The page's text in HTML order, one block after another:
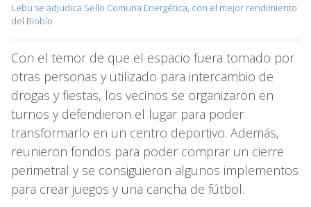
Lebu se adjudica Sello Comuna Energética, con el mejor rendimiento
del Biobío
Con el temor de que el espacio fuera tomado por
otras personas y utilizado para intercambio de
drogas y fiestas, los vecinos se organizaron en
turnos y defendieron el lugar para poder
transformarlo en un centro deportivo. Además,
reunieron fondos para poder comprar un cierre
perimetral y se consiguieron algunos implementos
para crear juegos y una cancha de fútbol.